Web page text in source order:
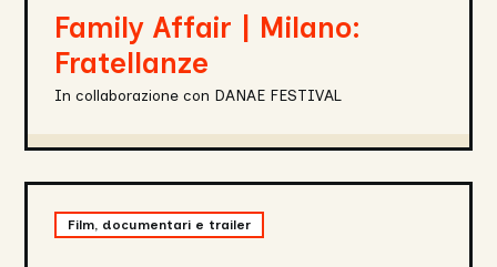
Family Affair | Milano:
Fratellanze
Fratellanze
In collaborazione con DANAE FESTIVAL
Film, documentari e trailer
della
felicità